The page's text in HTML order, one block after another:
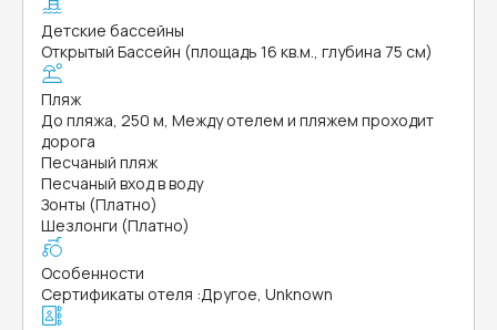
Детские бассейны
Открытый Бассейн (площадь 16 кв.м., глубина 75 см)
Пляж
До пляжа, 250 м, Между отелем и пляжем проходит
дорога
Песчаный пляж
Песчаный вход в воду
Зонты (Платно)
Шезлонги (Платно)
Особенности
Сертификаты отеля :Другое, Unknown